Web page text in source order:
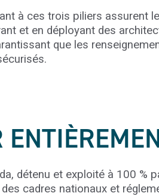
à ces trois piliers assurent
et en déployant des
que les
détenu et exploité à 100 %
cadres nationaux et